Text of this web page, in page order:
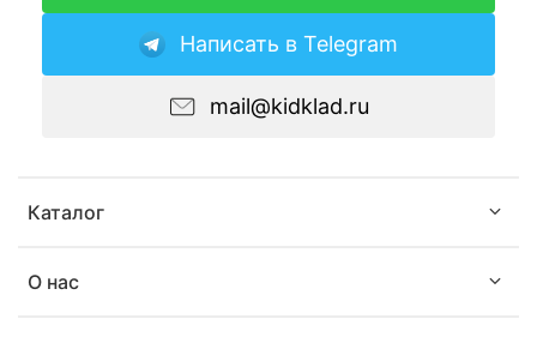
Каталог
О нас
Написать в Telegram
mail@kidklad.ru